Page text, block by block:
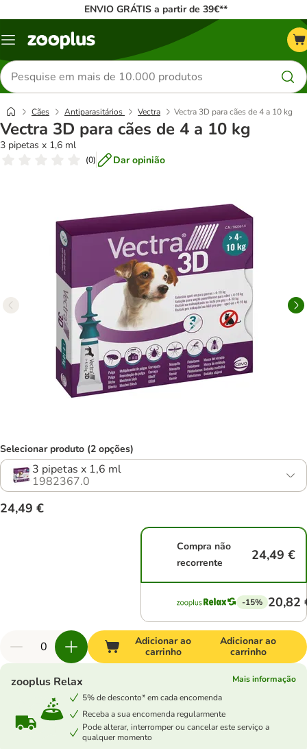
ENVIO GRÁTIS a partir de 39€**
Menu
Pesquisar
produtos
Cães Antiparasitários Vectra Vectra 3D para cães de 4 a 10 kg
Vectra 3D para cães de 4 a 10 kg
3 pipetas x 1,6 ml
(0) Dar opinião
Selecionar produto (2 opções)
3 pipetas x 1,6 ml
1982367.0
24,49 €
Compra não
recorrente
24,49 €
-15% 20,82
Adicionar ao
carrinho
Adicionar ao
carrinho
zooplus Relax
Mais informação
5% de desconto* em cada encomenda
Receba a sua encomenda regularmente
Pode alterar, interromper ou cancelar este serviço a
qualquer momento